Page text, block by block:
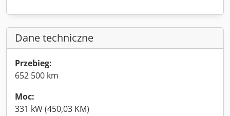
Dane techniczne
Przebieg:
652 500 km
Moc:
331 kW (450,03 KM)